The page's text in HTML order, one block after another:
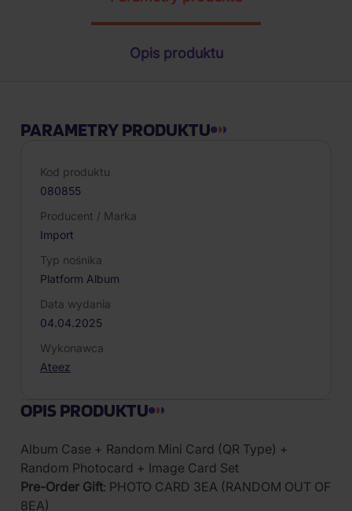
Opis produktu
PARAMETRY PRODUKTU
Kod produktu
080855
Producent / Marka
Import
Typ nośnika
Platform Album
Data wydania
04.04.2025
Wykonawca
Ateez
OPIS PRODUKTU
Album Case + Random Mini Card (QR Type) +
Random Photocard + Image Card Set
Pre-Order Gift: PHOTO CARD 3EA (RANDOM OUT OF
8EA)